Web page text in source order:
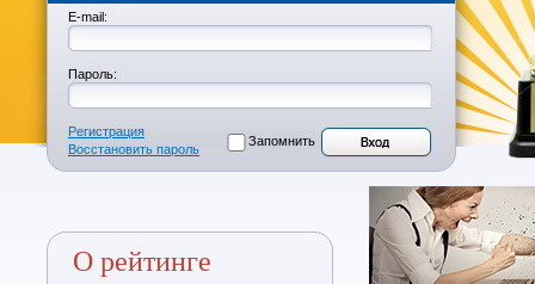
E-mail:
Пароль:
Регистрация
Восстановить пароль
Запомнить
О рейтинге